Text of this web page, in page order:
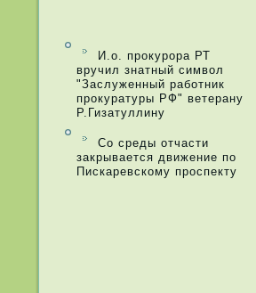
И.о. прокурора РТ
вручил знатный символ
"Заслуженный работник
прокуратуры РФ" ветерану
Р.Гизатуллину
Со среды отчасти
закрывается движение по
Пискаревскому проспекту